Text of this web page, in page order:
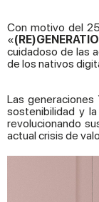
Con motivo del
«
cuidadoso de las
de los nativos
Las
sostenibilidad y
revolucionando
actual crisis de